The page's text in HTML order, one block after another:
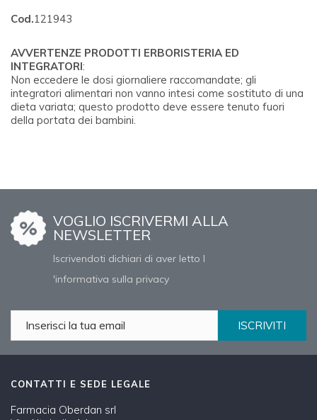
Cod.121943
AVVERTENZE PRODOTTI ERBORISTERIA ED
INTEGRATORI:
Non eccedere le dosi giornaliere raccomandate; gli
integratori alimentari non vanno intesi come sostituto di una
dieta variata; questo prodotto deve essere tenuto fuori
della portata dei bambini.
VOGLIO ISCRIVERMI ALLA
NEWSLETTER
Iscrivendoti dichiari di aver letto l
'informativa sulla privacy
ISCRIVITI
CONTATTI E SEDE LEGALE
Farmacia Oberdan srl